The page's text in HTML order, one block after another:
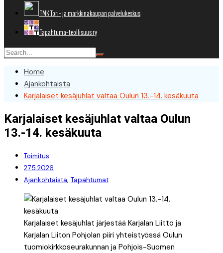
TMK Tori- ja markkinakaupan palvelukeskus
Tapahtuma-teollisuus ry
Home
Ajankohtaista
Karjalaiset kesäjuhlat valtaa Oulun 13.-14. kesäkuuta
Karjalaiset kesäjuhlat valtaa Oulun
13.-14. kesäkuuta
Toimitus
27.5.2026
Ajankohtaista, Tapahtumat
Karjalaiset kesäjuhlat järjestää Karjalan Liitto ja
Karjalan Liiton Pohjolan piiri yhteistyössä Oulun
tuomiokirkkoseurakunnan ja Pohjois-Suomen